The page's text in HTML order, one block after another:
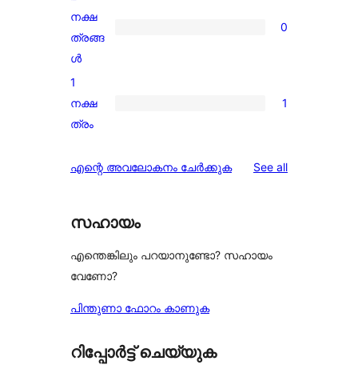
reviews
0
2-
star
reviews
നക്ഷ
ത്രങ്ങ
ൾ
0
1
1-
review
1
നക്ഷ
ത്രം
1
എന്റെ അവലോകനം ചേർക്കുക See allreviews
സഹായം
എന്തെങ്കിലും പറയാനുണ്ടോ? സഹായം
വേണോ?
പിന്തുണാ ഫോറം കാണുക
റിപ്പോർട്ട് ചെയ്യുക